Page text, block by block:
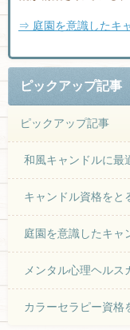
⇒ 庭園を意識したキ
ピックアップ記事
ピックアップ記事
和風キャンドルに最
キャンドル資格をと
庭園を意識したキャ
メンタル心理ヘルス
カラーセラピー資格